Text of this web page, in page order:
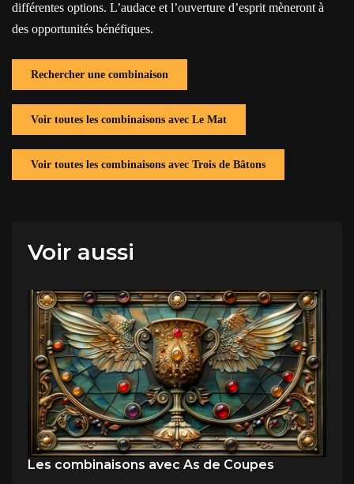
différentes options. L’audace et l’ouverture d’esprit mèneront à
des opportunités bénéfiques.
Rechercher une combinaison
Voir toutes les combinaisons avec Le Mat
Voir toutes les combinaisons avec Trois de Bâtons
Voir aussi
Les combinaisons avec As de Coupes